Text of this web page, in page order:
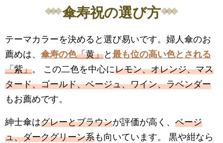
傘寿祝の選び方
テーマカラーを決めると選び易いです。婦人傘のお
薦めは、 傘寿の色「黄」と 最も位の高い色とされる
「紫」。 この二色を中心にレモン、オレンジ、マス
タード、ゴールド、ベージュ、ワイン、ラベンダー
もお薦めです。
紳士傘はグレーとブラウンが評価が高く、 ベージ
ュ、ダークグリーン系も向いています。 黒や紺なら